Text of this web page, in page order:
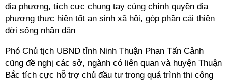
địa phương, tích cực chung tay cùng chính quyền địa
phương thực hiện tốt an sinh xã hội, góp phần cải thiện
đời sống nhân dân
Phó Chủ tịch UBND tỉnh Ninh Thuận Phan Tấn Cảnh
cũng đề nghị các sở, ngành có liên quan và huyện Thuận
Bắc tích cực hỗ trợ chủ đầu tư trong quá trình thi công